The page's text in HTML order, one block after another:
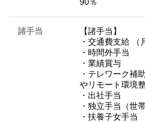
諸手当
【諸手当】
・交通費支給 （
・時間外手当
・業績賞与
・テレワーク補
やリモート環境
・出社手当
・独立手当（世
・扶養子女手当